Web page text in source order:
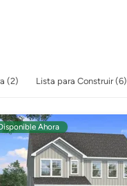
(2) Lista para Construir (6)
Ahora